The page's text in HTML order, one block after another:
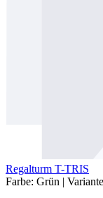
Regalturm T-TRIS
Farbe: Grün |